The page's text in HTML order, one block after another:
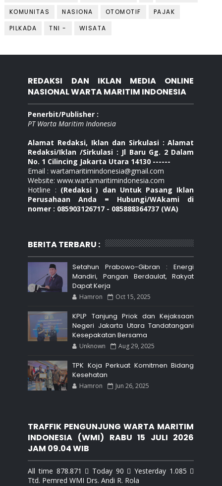
KOMUNITAS
NASIONA OTOMOTIF
PAJAK
PILKADA
TNI - WISATA
REDAKSI DAN IKLAN MEDIA ONLINE
NASIONAL WARTA MARITIM INDONESIA
Penerbit/Publisher :
PT Warta Maritim Indonesia
Alamat Redaksi, Iklan dan Sirkulasi : Alamat
Redaksi/Iklan /Sirkulasi : Jl Baru Gg. 2 Dalam
No. 1 Cilincing Jakarta Utara 14130 ------
Email : wartamaritimindonesia@gmail.com
Website: www.wartamaritimindonesia.com
Hotline : (Redaksi ) dan Untuk Pasang Iklan
Perusahaan Anda = Hubungi/WAkami di
nomer : 085903126717 - 085888364737 (WA)
BERITA TERBARU :
Setahun Prabowo-Gibran : Energi
Mandiri, Pangan Berdaulat, Rakyat
Dapat Kerja
Hamron Oct 15, 2025
KPLP Tanjung Priok dan Kejaksaan
Negeri Jakarta Utara Tandatangani
Kesepakatan Bersama
Unknown Aug 29, 2025
TPK Koja Perkuat Komitmen Bidang
Kesehatan
Hamron Jun 26, 2025
TRAFFIK PENGUNJUNG WARTA MARITIM
INDONESIA (WMI) RABU 15 JULI 2026
JAM 09.04 WIB
All time 878.871  Today 90  Yesterday 1.085 
Ttd. Pemred WMI Drs. Andi R. Rola